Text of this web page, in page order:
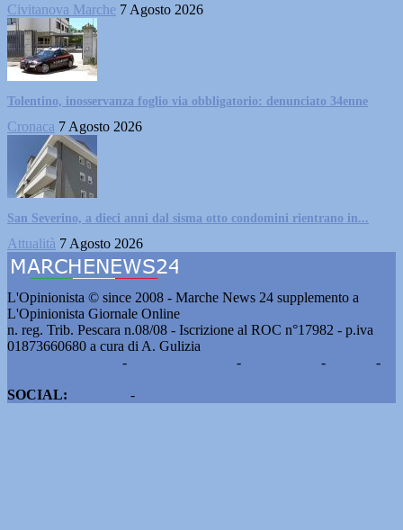
Civitanova Marche 7 Agosto 2026
Tolentino, inosservanza foglio via obbligatorio: denunciato 34enne
Cronaca 7 Agosto 2026
San Severino, a dieci anni dal sisma otto condomini rientrano in...
Attualità 7 Agosto 2026
L'Opinionista © since 2008 - Marche News 24 supplemento a
L'Opinionista Giornale Online
n. reg. Trib. Pescara n.08/08 - Iscrizione al ROC n°17982 - p.iva
01873660680 a cura di A. Gulizia
- - -
-
SOCIAL:
-